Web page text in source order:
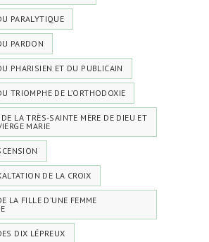
PARALYTIQUE
PARDON
PHARISIEN ET DU PUBLICAIN
TRIOMPHE DE L’ORTHODOXIE
LA TRÈS-SAINTE MÈRE DE DIEU ET
MARIE
DE LA CROIX
LA FILLE D’UNE FEMME
DIX LÉPREUX